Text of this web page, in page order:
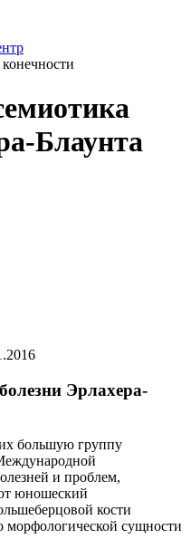
Блаунта
Эрлахера-
большую группу
и проблем,
юношеский
кости
морфологической сущности